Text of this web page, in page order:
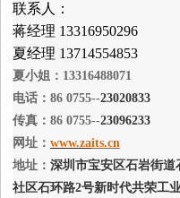
联系人：
蒋经理 13316950296
夏经理 13714554853
夏小姐：13316488071
电话：86 0755--23020833
传真：86 0755--23096233
网址： www.zaits.cn
地址： 深圳市宝安区石岩街道
社区石环路2号新时代共荣工